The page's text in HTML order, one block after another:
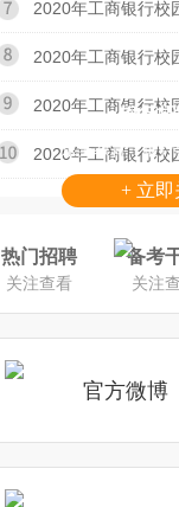
银行
东吴教育 · 银
+ 立即
热门招聘
关注查看
备考
关注
官方微博